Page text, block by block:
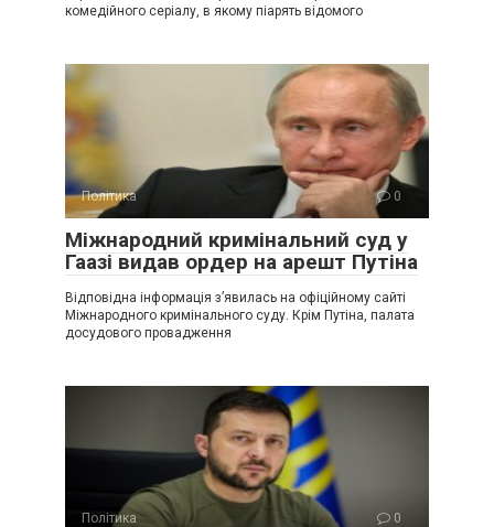
комедійного серіалу, в якому піарять відомого
Політика 0
Міжнародний кримінальний суд у
Гаазі видав ордер на арешт Путіна
Відповідна інформація з’явилась на офіційному сайті
Міжнародного кримінального суду. Крім Путіна, палата
досудового провадження
Політика 0